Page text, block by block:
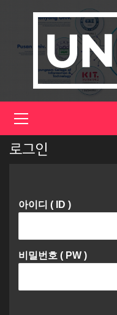
Menu
로그인
아이디 ( ID )
비밀번호 ( PW )